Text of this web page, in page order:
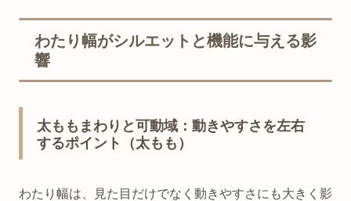
わたり幅がシルエットと機能に与える影
響
太ももまわりと可動域：動きやすさを左右
するポイント（太もも）
わたり幅は、見た目だけでなく動きやすさにも大きく影